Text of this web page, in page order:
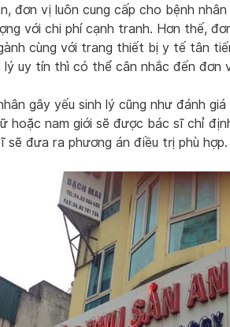
đơn vị luôn cung cấp cho bệnh
với chi phí cạnh tranh. Hơn thế,
cùng với trang thiết bị y tế tân
lý uy tín thì có thể cân nhắc đến đơn
gây yếu sinh lý cũng như đánh
hoặc nam giới sẽ được bác sĩ chỉ
sẽ đưa ra phương án điều trị phù hợp.